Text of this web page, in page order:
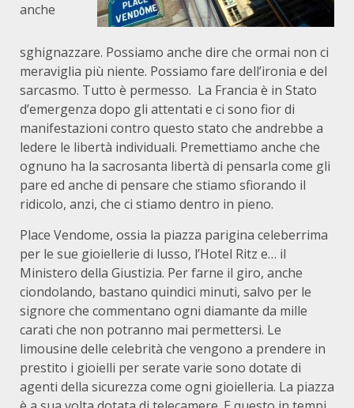
anche
sghignazzare. Possiamo anche dire che ormai non ci
meraviglia più niente. Possiamo fare dell’ironia e del
sarcasmo. Tutto è permesso. La Francia è in Stato
d’emergenza dopo gli attentati e ci sono fior di
manifestazioni contro questo stato che andrebbe a
ledere le libertà individuali. Premettiamo anche che
ognuno ha la sacrosanta libertà di pensarla come gli
pare ed anche di pensare che stiamo sfiorando il
ridicolo, anzi, che ci stiamo dentro in pieno.
Place Vendome, ossia la piazza parigina celeberrima
per le sue gioiellerie di lusso, l’Hotel Ritz e… il
Ministero della Giustizia. Per farne il giro, anche
ciondolando, bastano quindici minuti, salvo per le
signore che commentano ogni diamante da mille
carati che non potranno mai permettersi. Le
limousine delle celebrità che vengono a prendere in
prestito i gioielli per serate varie sono dotate di
agenti della sicurezza come ogni gioielleria. La piazza